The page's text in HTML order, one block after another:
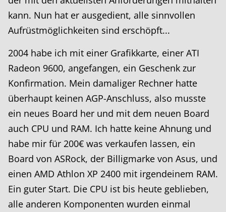
kann. Nun hat er ausgedient, alle sinnvollen
Aufrüstmöglichkeiten sind erschöpft...
2004 habe ich mit einer Grafikkarte, einer ATI
Radeon 9600, angefangen, ein Geschenk zur
Konfirmation. Mein damaliger Rechner hatte
überhaupt keinen AGP-Anschluss, also musste
ein neues Board her und mit dem neuen Board
auch CPU und RAM. Ich hatte keine Ahnung und
habe mir für 200€ was verkaufen lassen, ein
Board von ASRock, der Billigmarke von Asus, und
einen AMD Athlon XP 2400 mit irgendeinem RAM.
Ein guter Start. Die CPU ist bis heute geblieben,
alle anderen Komponenten wurden einmal